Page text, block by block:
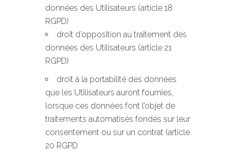
données des Utilisateurs (article 18
RGPD)
droit d’opposition au traitement des
données des Utilisateurs (article 21
RGPD)
droit à la portabilité des données
que les Utilisateurs auront fournies,
lorsque ces données font l’objet de
traitements automatisés fondés sur leur
consentement ou sur un contrat (article
20 RGPD